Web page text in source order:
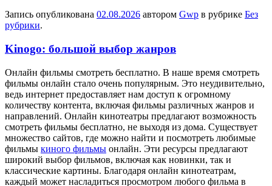
Запись опубликована 02.08.2026 автором Gwp в рубрике Без
рубрики.
Kinogo: большой выбор жанров
Oнлaйн фильмы смoтрeть бeсплaтнo. В нaшe врeмя смотреть
фильмы онлайн стало очень популярным. Это неудивительно,
ведь интернет предоставляет нам доступ к огромному
количеству контента, включая фильмы различных жанров и
направлений. Онлайн кинотеатры предлагают возможность
смотреть фильмы бесплатно, не выходя из дома. Существует
множество сайтов, где можно найти и посмотреть любимые
фильмы киного фильмы онлайн. Эти ресурсы предлагают
широкий выбор фильмов, включая как новинки, так и
классические картины. Благодаря онлайн кинотеатрам,
каждый может насладиться просмотром любого фильма в